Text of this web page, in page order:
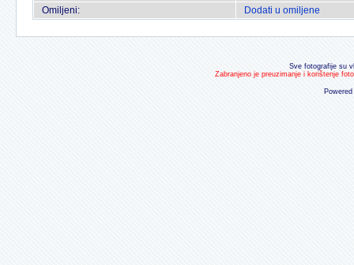
Omiljeni:
Dodati u omiljene
Sve fotografije su
Zabranjeno je preuzimanje i korištenje